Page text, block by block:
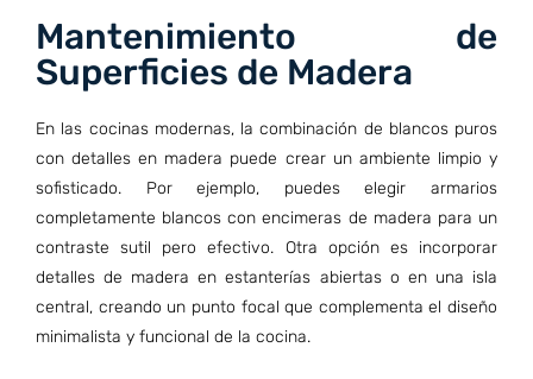
Mantenimiento de
Superficies de Madera
En las cocinas modernas, la combinación de blancos puros
con detalles en madera puede crear un ambiente limpio y
sofisticado. Por ejemplo, puedes elegir armarios
completamente blancos con encimeras de madera para un
contraste sutil pero efectivo. Otra opción es incorporar
detalles de madera en estanterías abiertas o en una isla
central, creando un punto focal que complementa el diseño
minimalista y funcional de la cocina.